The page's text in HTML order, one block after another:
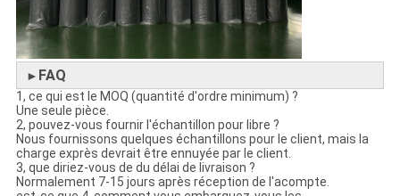
► FAQ
1, ce qui est le MOQ (quantité d'ordre minimum) ?
Une seule pièce.
2, pouvez-vous fournir l'échantillon pour libre ?
Nous fournissons quelques échantillons pour le client, mais la
charge exprès devrait être ennuyée par le client.
3, que diriez-vous de du délai de livraison ?
Normalement 7-15 jours après réception de l'acompte.